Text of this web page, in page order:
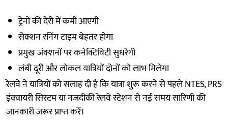
ट्रेनों की देरी में कमी आएगी
सेक्शन रनिंग टाइम बेहतर होगा
प्रमुख जंक्शनों पर कनेक्टिविटी सुधरेगी
लंबी दूरी और लोकल यात्रियों दोनों को लाभ मिलेगा
रेलवे ने यात्रियों को सलाह दी है कि यात्रा शुरू करने से पहले NTES, PRS
इंक्वायरी सिस्टम या नजदीकी रेलवे स्टेशन से नई समय सारिणी की
जानकारी जरूर प्राप्त करें।